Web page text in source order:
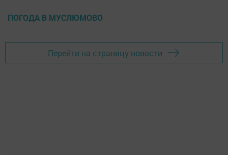
ПОГОДА В МУСЛЮМОВО
Перейти на страницу новости